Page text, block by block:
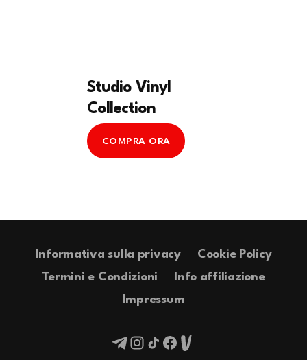
Studio Vinyl
Collection
COMPRA ORA
Informativa sulla privacy
Cookie Policy
Termini e Condizioni
Info affiliazione
Impressum